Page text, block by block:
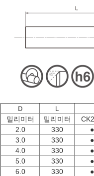
Ｄ Ｌ
밀리미터
밀리미터
2.0
330 ●
3.0
330 ●
4.0
330 ●
5.0
330 ●
6.0
330 ●